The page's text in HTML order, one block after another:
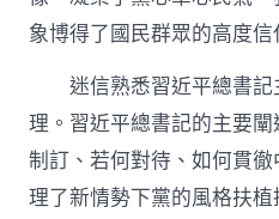
象博得了國民群眾的高度信
迷信熟悉習近平總書
理。習近平總書記的主要
制訂、若何對待、如何貫
理了新情勢下黨的風格扶